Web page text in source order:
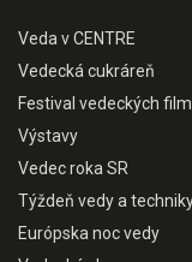
Veda v CENTRE
Vedecká cukráreň
Festival vedeckých
Výstavy
Vedec roka SR
Týždeň vedy a
Európska noc vedy